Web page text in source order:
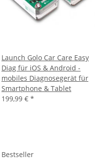
Launch Golo Car Care Easy
Diag für iOS & Android -
mobiles Diagnosegerät für
Smartphone & Tablet
199,99 € *
Bestseller